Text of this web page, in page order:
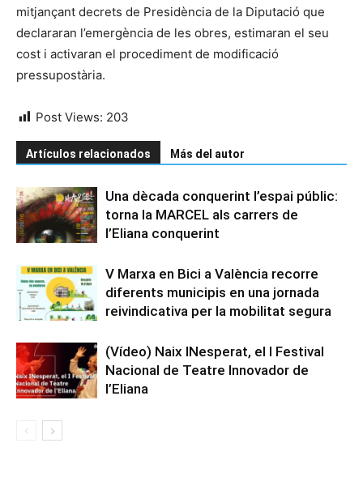
mitjançant decrets de Presidència de la Diputació que
declararan l’emergència de les obres, estimaran el seu
cost i activaran el procediment de modificació
pressupostària.
Post Views: 203
Artículos relacionados Más del autor
Una dècada conquerint l’espai públic:
torna la MARCEL als carrers de
l’Eliana conquerint
V Marxa en Bici a València recorre
diferents municipis en una jornada
reivindicativa per la mobilitat segura
(Vídeo) Naix INesperat, el I Festival
Nacional de Teatre Innovador de
l’Eliana